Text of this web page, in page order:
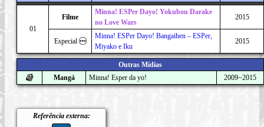
01
Filme
Minna! ESPer Dayo! Yokubou Darake
no Love Wars
2015
Especial
Minna! ESPer Dayo! Bangaihen – ESPer,
Miyako e Iku
2015
Outras Mídias
Mangá
Minna! Esper da yo! 2009~2015
Referência externa: